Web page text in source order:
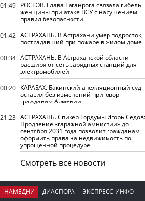
01:49 РОСТОВ. Глава Таганрога связала гибель
женщины при атаке ВСУ с нарушением
правил безопасности
01:42 АСТРАХАНЬ. В Астрахани умер подросток,
пострадавший при пожаре в жилом доме
00:34 АСТРАХАНЬ. В Астраханской области
расширяют сеть зарядных станций для
электромобилей
00:20 КАРАБАХ. Бакинский апелляционный суд
оставил без изменений приговор
гражданам Армении
21:23 АСТРАХАНЬ. Спикер Гордумы Игорь Седов:
Продление «гаражной амнистии» до
сентября 2031 года позволит гражданам
оформить права на недвижимость по
упрощенной процедуре
Смотреть все новости
НАМЕДНИ ДИАСПОРА ЭКСПРЕСС-ИНФО